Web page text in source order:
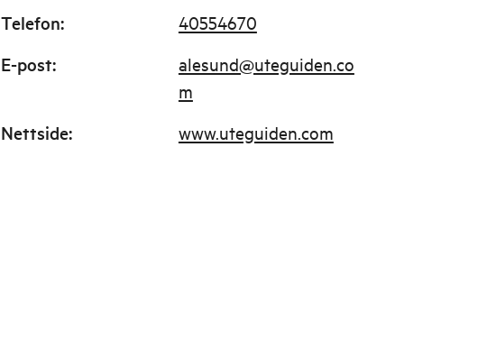
Telefon: 40554670
E-post:
alesund@uteguiden.co
m
Nettside: www.uteguiden.com